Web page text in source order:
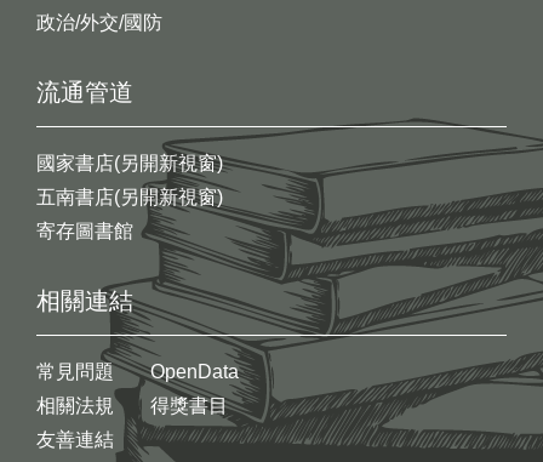
政治/外交/國防
流通管道
國家書店(另開新視窗)
五南書店(另開新視窗)
寄存圖書館
相關連結
常見問題
相關法規
友善連結
OpenData
得獎書目